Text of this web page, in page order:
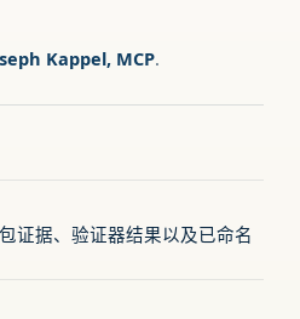
Kappel, MCP.
证据、验证器结果以及已命名